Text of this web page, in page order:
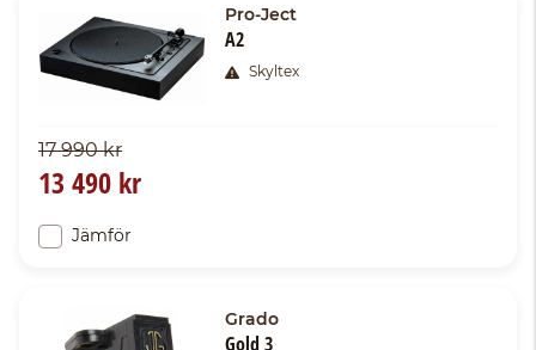
Pro-Ject
A2
Skyltex
17 990 kr
13 490 kr
Jämför
Grado
Gold 3